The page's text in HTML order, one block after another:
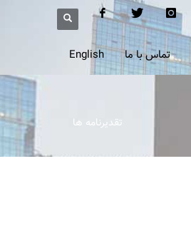
تماس با ما English
تقدیرنامه ها